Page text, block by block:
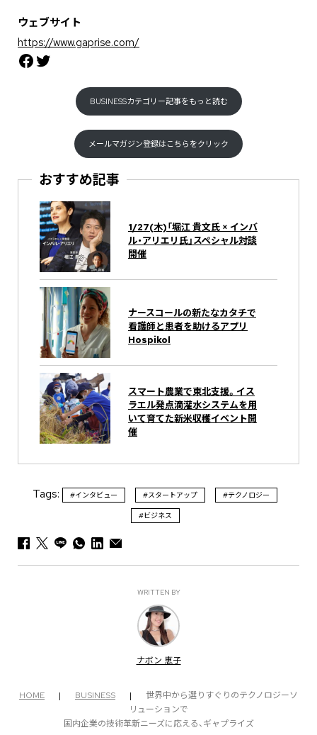
ウェブサイト
https://www.gaprise.com/
Facebook
Twitter
BUSINESSカテゴリー記事をもっと読む
メールマガジン登録はこちらをクリック
おすすめ記事
1/27(木)「堀江 貴⽂⽒ × インバ
ル・アリエリ氏」スペシャル対談
開催
ナースコールの新たなカタチで
看護師と患者を助けるアプリ
Hospikol
スマート農業で東北支援。イス
ラエル発点滴灌水システムを用
いて育てた新米収穫イベント開
催
Tags: #インタビュー #スタートアップ #テクノロジー
#ビジネス
WRITTEN BY
ナボン 恵子
HOME | BUSINESS |
世界中から選りすぐりのテクノロジーソ
リューションで
国内企業の技術革新ニーズに応える、ギャプライズ